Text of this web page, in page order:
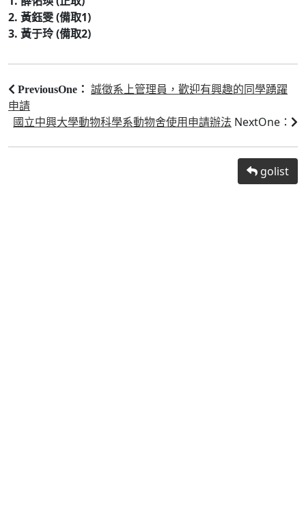
2. 黃鈺雯 (備取1)
3. 黃于玲 (備取2)
PreviousOne：
誠徵系上管理員，歡迎有興趣的同學踴躍
申請
國立中興大學動物科學系動物舍使用申請辦法 NextOne：
golist